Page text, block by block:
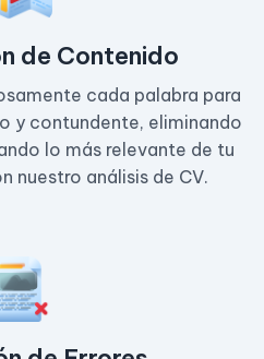
de Contenido
cada palabra para
y contundente, eliminando
lo más relevante de tu
nuestro análisis de CV.